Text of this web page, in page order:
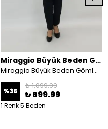
Miraggio Büyük Beden Gömlek
Miraggio Büyük Beden Gömlek 99204 GÖKKUŞAĞI
%36
₺ 1,099.99
₺ 699.99
1 Renk 5 Beden